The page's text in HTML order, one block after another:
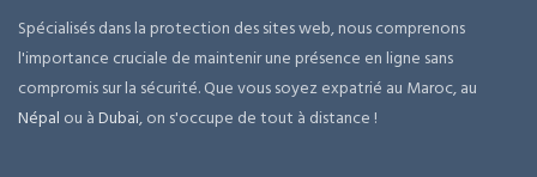
Spécialisés dans la protection des sites web, nous comprenons
l'importance cruciale de maintenir une présence en ligne sans
compromis sur la sécurité. Que vous soyez expatrié au Maroc, au
Népal ou àDubai, on s'occupe de tout à distance !